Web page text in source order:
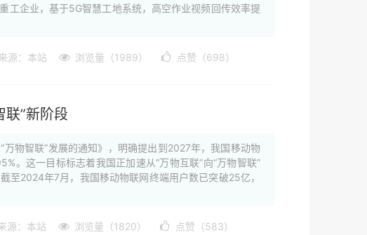
工企业，基于5G智慧工地系统，高空作业视频回传效率提
源：本站 浏览量（1989） 点赞（698）
联”新阶段
物智联”发展的通知》，明确提出到2027年，我国移动物
。这一目标标志着我国正加速从“万物互联”向“万物智联”
至2024年7月，我国移动物联网终端用户数已突破25亿，
源：本站 浏览量（1820） 点赞（583）